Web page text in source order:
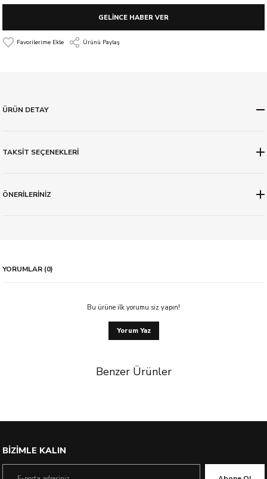
GELİNCE HABER VER
Ürünü Paylaş
ÜRÜN DETAY
TAKSİT SEÇENEKLERİ
ÖNERİLERİNİZ
YORUMLAR (0)
Bu ürüne ilk yorumu siz yapın!
Yorum Yaz
Benzer Ürünler
BİZİMLE KALIN